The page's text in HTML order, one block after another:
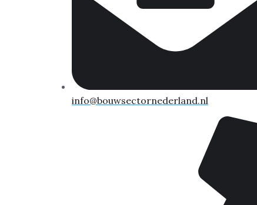
info@bouwsectornederland.nl